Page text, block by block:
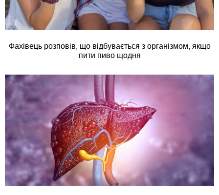
Фахівець розповів, що відбувається з організмом, якщо
пити пиво щодня